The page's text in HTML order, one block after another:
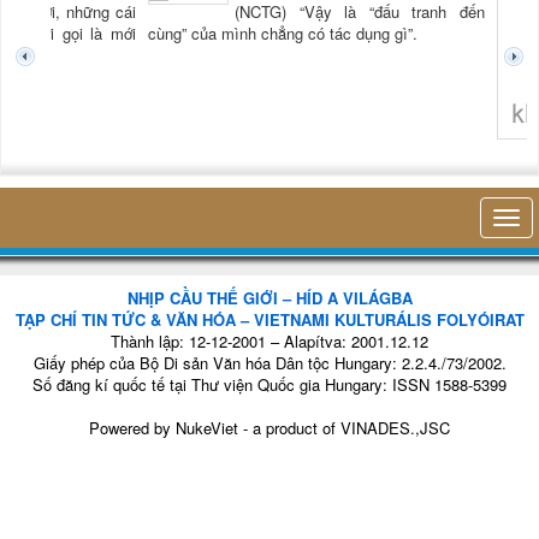
“Xời, những cái
mới gọi là mới
(NCTG) “Vậy là “đấu tranh đến
cùng” của mình chẳng có tác dụng gì”.
NHỊP CẦU THẾ GIỚI – HÍD A VILÁGBA
TẠP CHÍ TIN TỨC & VĂN HÓA – VIETNAMI KULTURÁLIS FOLYÓIRAT
Thành lập: 12-12-2001 – Alapítva: 2001.12.12
Giấy phép của Bộ Di sản Văn hóa Dân tộc Hungary: 2.2.4./73/2002.
Số đăng kí quốc tế tại Thư viện Quốc gia Hungary: ISSN 1588-5399
Powered by NukeViet - a product of VINADES.,JSC